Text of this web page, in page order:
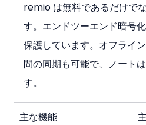
remio は無料であるだけで
す。エンドツーエンド暗号
保護しています。オフライ
間の同期も可能で、ノート
す。
主な機能